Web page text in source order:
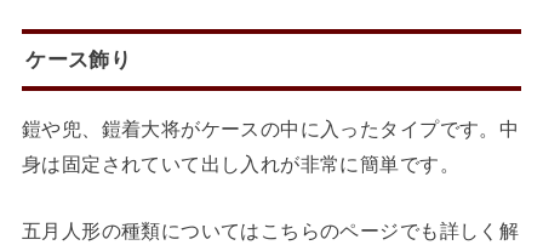
ケース飾り
鎧や兜、鎧着大将がケースの中に入ったタイプです。中
身は固定されていて出し入れが非常に簡単です。
五月人形の種類についてはこちらのページでも詳しく解